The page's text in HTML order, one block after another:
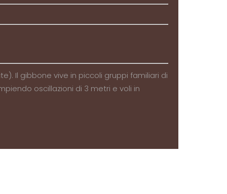
Il gibbone vive in piccoli gruppi familiari di
oscillazioni di 3 metri e voli in